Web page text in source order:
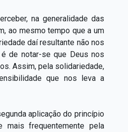
na generalidade das
ao mesmo tempo que a um
daí resultante não nos
de notar-se que Deus nos
Assim, pela solidariedade,
que nos leva a
aplicação do princípio
mais frequentemente pela